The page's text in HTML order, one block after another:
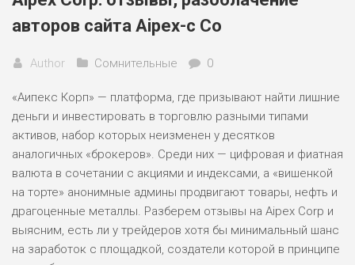
авторов сайта Aipex-c Co
Author Сомнительные 0
«Аипекс Корп» — платформа, где призывают найти лишние
деньги и инвестировать в торговлю разными типами
активов, набор которых неизменен у десятков
аналогичных «брокеров». Среди них — цифровая и фиатная
валюта в сочетании с акциями и индексами, а «вишенкой
на торте» анонимные админы продвигают товары, нефть и
драгоценные металлы. Разберем отзывы на Aipex Corp и
выясним, есть ли у трейдеров хотя бы минимальный шанс
на заработок с площадкой, создатели которой в принципе